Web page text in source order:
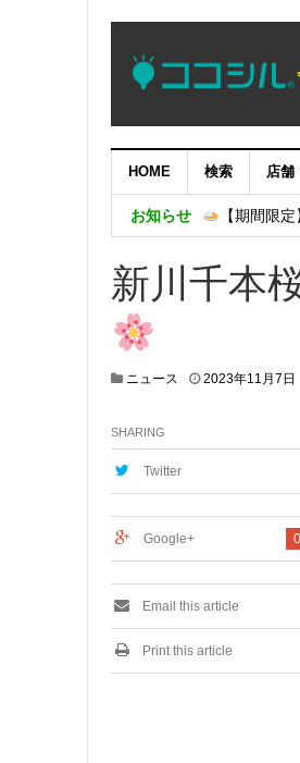
HOME 検索 店舗
お知らせ
やっちブ
【期間限
第５２回八
新川千本
ニュース 2023年11月7日
日
SHARING
Twitter
0
Google+
Email this article
Print this article